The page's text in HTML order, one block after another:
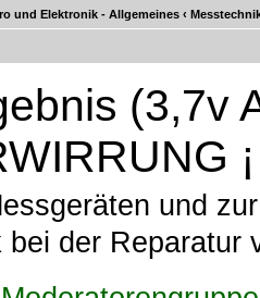
und Elektronik - Allgemeines ‹
(3,7v
und
bei der Reparatur